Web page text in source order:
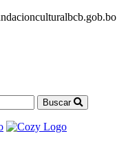
Buscar